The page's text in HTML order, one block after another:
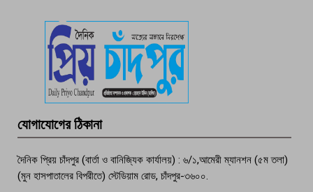
পচা দুর্গন্ধে ৯৯৯-এ ফোন, ফরিদগঞ্জে
তরুণের অর্ধগলিত লাশ উদ্ধার
যোগাযোগের ঠিকানা
দৈনিক প্রিয় চাঁদপুর (বার্তা ও বানিজ্যিক কার্যালয়) : ৬/১,আমেরী ম্যানশন (৫ম তলা)
(মুন হাসপাতালের বিপরীতে) স্টেডিয়াম রোড, চাঁদপুর-৩৬০০.